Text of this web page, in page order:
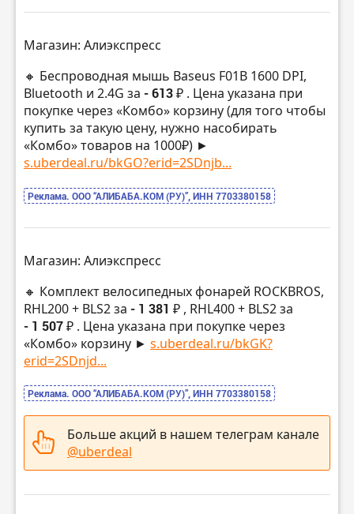
Магазин: Алиэкспресс
🔸 Беспроводная мышь Baseus F01B 1600 DPI,
Bluetooth и 2.4G за - 613 ₽ . Цена указана при
покупке через «Комбо» корзину (для того чтобы
купить за такую цену, нужно насобирать
«Комбо» товаров на 1000₽) ►
s.uberdeal.ru/bkGO?erid=2SDnjb...
Реклама. ООО “АЛИБАБА.КОМ (РУ)”, ИНН 7703380158
Магазин: Алиэкспресс
🔸 Комплект велосипедных фонарей ROCKBROS,
RHL200 + BLS2 за - 1 381 ₽ , RHL400 + BLS2 за
- 1 507 ₽ . Цена указана при покупке через
«Комбо» корзину ► s.uberdeal.ru/bkGK?
erid=2SDnjd...
Реклама. ООО “АЛИБАБА.КОМ (РУ)”, ИНН 7703380158
Больше акций в нашем телеграм канале
@uberdeal